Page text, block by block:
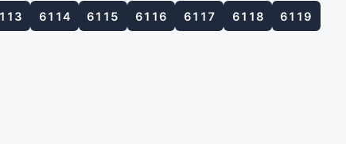
6114 6115 6116 6117 6118 6119